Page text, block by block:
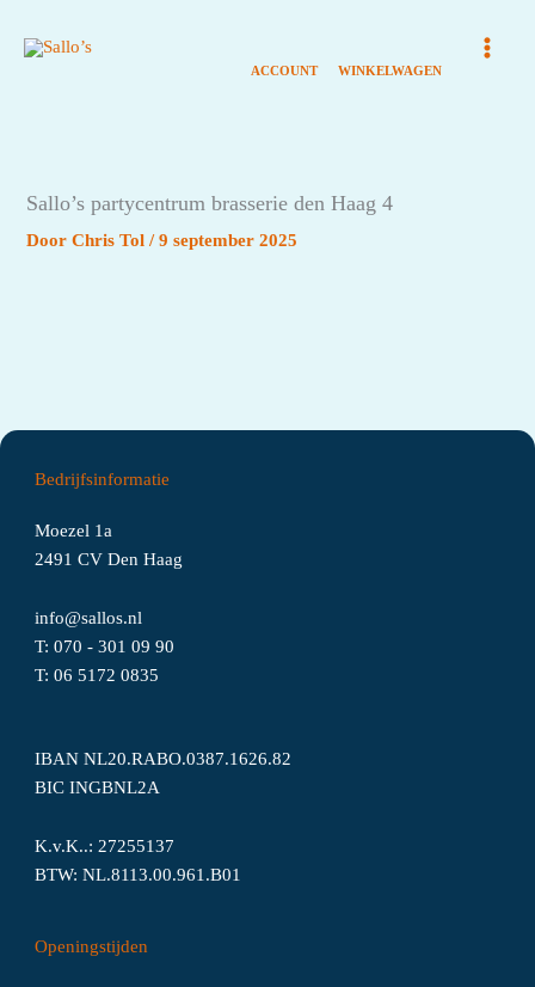
naar
Sallo’s partycentrum brasserie den Haag 4
DoorChris Tol/9 september 2025
Bedrijfsinformatie
Moezel 1a
2491 CV Den Haag
info@sallos.nl
T:070 - 301 09 90
T:0651720835
IBAN NL20.RABO.0387.1626.82
BIC INGBNL2A
K.v.K..: 27255137
BTW: NL.8113.00.961.B01
Openingstijden